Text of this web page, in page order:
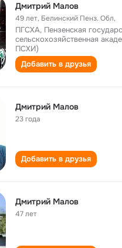
Дмитрий Малов
49 лет, Белинский Пенз. Обл,
ПГСХА, Пензенская
сельскохозяйственная
ПСХИ)
Добавить в друзья
Дмитрий Малов
23 года
Добавить в друзья
Дмитрий Малов
47 лет